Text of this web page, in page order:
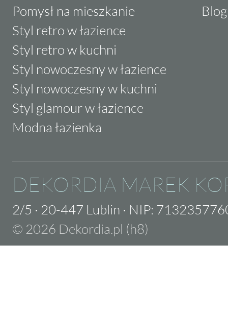
Pomysł na mieszkanie
Styl retro w łazience
Styl retro w kuchni
Styl nowoczesny w łazience
Styl nowoczesny w kuchni
Styl glamour w łazience
Modna łazienka
Blog
DEKORDIA MAREK
2/5 · 20-447 Lublin · NIP:
© 2026 Dekordia.pl (h8)